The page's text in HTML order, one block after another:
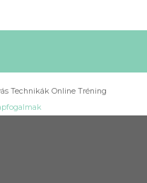
Technikák Online Tréning